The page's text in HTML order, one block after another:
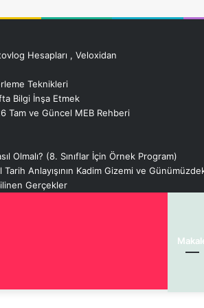
Hesapları , Veloxidan
Teknikleri
Bilgi İnşa Etmek
Tam ve Güncel MEB Rehberi
Olmalı? (8. Sınıflar İçin Örnek Program)
Anlayışının Kadim Gizemi ve
Gerçekler